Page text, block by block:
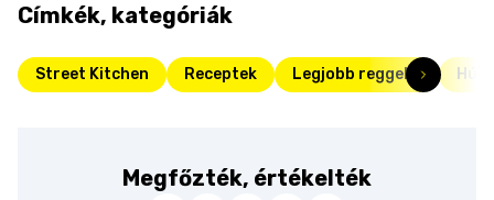
Címkék, kategóriák
Street Kitchen Receptek Legjobb reggelik
Megfőzték, értékelték